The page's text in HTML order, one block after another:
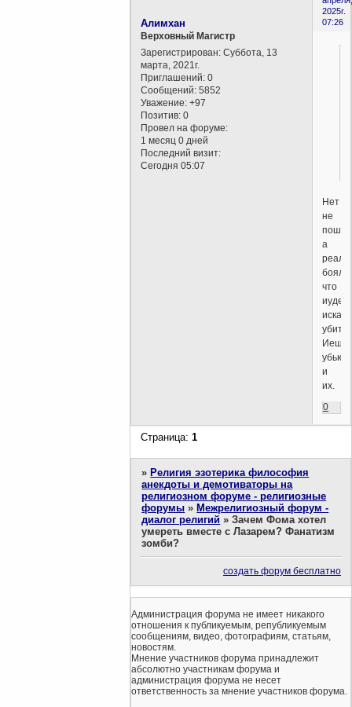
2025г.
07:26
Алимхан
Верховный Магистр
Зарегистрирован: Суббота, 13
марта, 2021г.
Приглашений: 0
Сообщений: 5852
Уважение: +97
Позитив: 0
Провел на форуме:
1 месяц 0 дней
Последний визит:
Сегодня 05:07
Нет
не
а
что
иудеи
убить
Иешуа
убьют
и
их.
0
Страница:1
» Религия эзотерика философия
анекдоты и демотиваторы на
религиозном форуме - религиозные
форумы » Межрелигиозный форум -
диалог религий »Зачем Фома хотел
умереть вместе с Лазарем? Фанатизм
зомби?
создать форум бесплатно
Администрация форума не имеет никакого
отношения к публикуемым, републикуемым
сообщениям, видео, фотографиям, статьям,
новостям.
Мнение участников форума принадлежит
абсолютно участникам форума и
администрация форума не несет
ответственность за мнение участников форума.